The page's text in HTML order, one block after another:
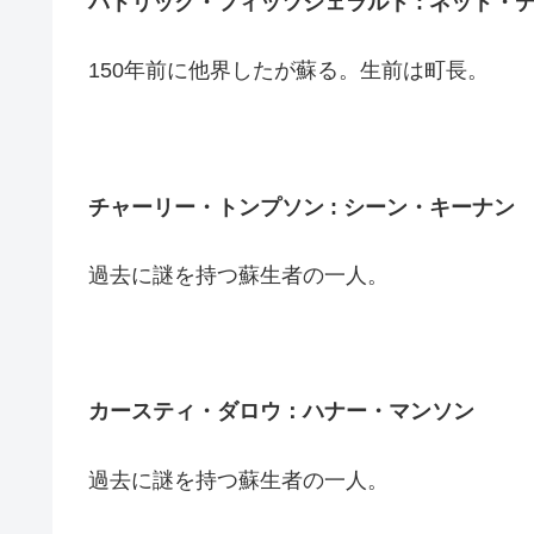
150年前に他界したが蘇る。生前は町長。
チャーリー・トンプソン : シーン・キーナン
過去に謎を持つ蘇生者の一人。
カースティ・ダロウ：ハナー・マンソン
過去に謎を持つ蘇生者の一人。